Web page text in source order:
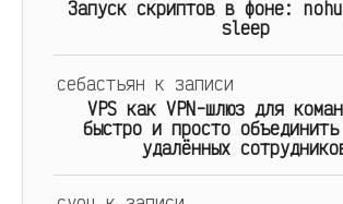
Запуск скриптов в фоне:
sleep
себастьян к записи
VPS как VPN-шлюз для
быстро и просто
удалённых